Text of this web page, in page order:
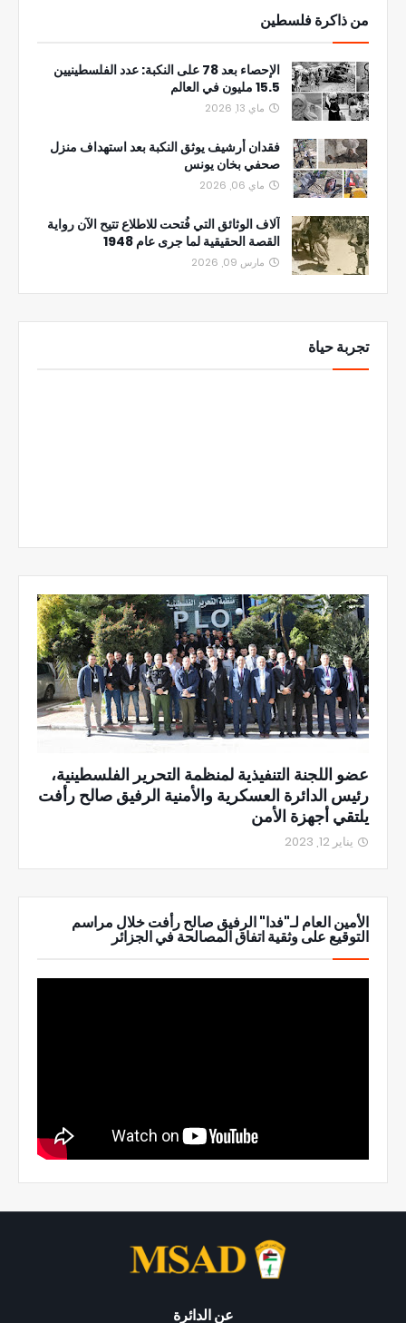
من ذاكرة فلسطين
الإحصاء بعد 78 على النكبة: عدد الفلسطينيين
15.5 مليون في العالم
ماي 13, 2026
فقدان أرشيف يوثق النكبة بعد استهداف منزل
صحفي بخان يونس
ماي 06, 2026
آلاف الوثائق التي فُتحت للاطلاع تتيح الآن رواية
القصة الحقيقية لما جرى عام 1948
مارس 09, 2026
تجربة حياة
عضو اللجنة التنفيذية لمنظمة التحرير الفلسطينية،
رئيس الدائرة العسكرية والأمنية الرفيق صالح رأفت
يلتقي أجهزة الأمن
يناير 12, 2023
الأمين العام لـ"فدا" الرفيق صالح رأفت خلال مراسم
التوقيع على وثقية اتفاق المصالحة في الجزائر
عن الدائرة